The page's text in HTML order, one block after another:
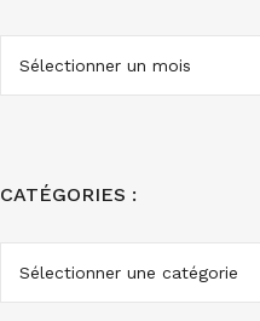
ARCHIVES
CATÉGORIES :
CATÉGORIES